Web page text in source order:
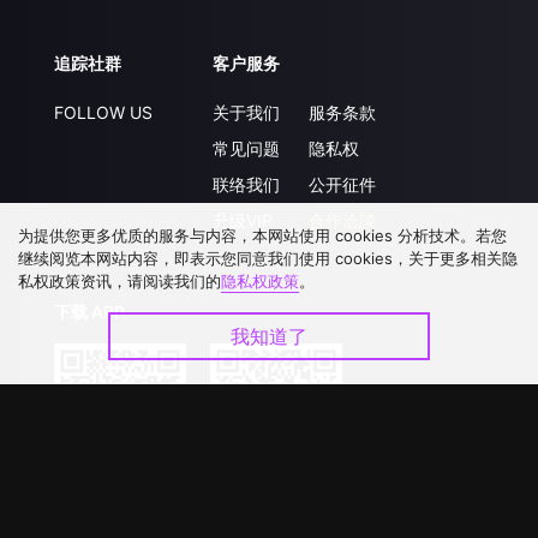
追踪社群
FOLLOW US
客户服务
关于我们
常见问题
联络我们
服务条款
隐私权
公开征件
下载 APP
为提供您更多优质的服务与内容，本网站使用 cookies 分析技术。若您
继续阅览本网站内容，即表示您同意我们使用 cookies，关于更多相关隐
私权政策资讯，请阅读我们的隐私权政策。
我知道了